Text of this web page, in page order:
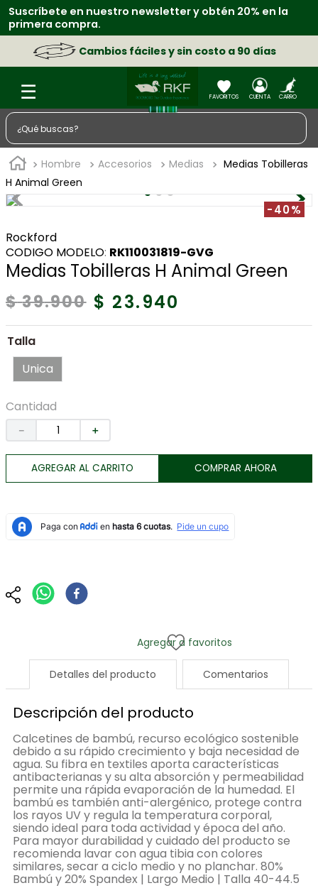
Suscríbete en nuestro newsletter y obtén 20% en la
primera compra.
Cambios fáciles y sin costo a 90 días
¿Qué buscas?
Hombre Accesorios Medias
Medias Tobilleras
H Animal Green
-40%
Rockford
: RK110031819-GVG
Medias Tobilleras H Animal Green
$ 39.900 $ 23.940
Talla
Unica
Cantidad
＋
－
AGREGAR AL CARRITO COMPRAR AHORA
Detalles del producto Comentarios
Descripción del producto
Calcetines de bambú, recurso ecológico sostenible
debido a su rápido crecimiento y baja necesidad de
agua. Su fibra en textiles aporta características
antibacterianas y su alta absorción y permeabilidad
permite una rápida evaporación de la humedad. El
bambú es también anti-alergénico, protege contra
los rayos UV y regula la temperatura corporal,
siendo ideal para toda actividad y época del año.
Para mayor durabilidad y cuidado del producto se
recomienda lavar con agua tibia con colores
similares, secar a ciclo medio y no planchar. 80%
Bambú y 20% Spandex | Largo Medio | Talla 40-44.5
TÉRMINOS MÁS BUSCADOS
1.
zapatos
4.
camisa
5.
medias
6.
morral
7.
botas
8.
tenis
9.
lino
10. chaqueta